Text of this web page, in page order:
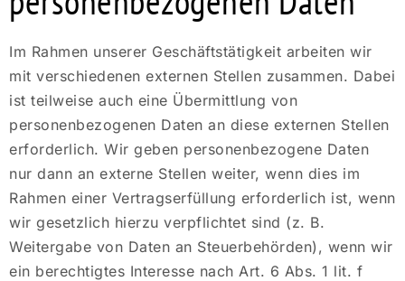
Im Rahmen unserer Geschäftstätigkeit arbeiten wir
mit verschiedenen externen Stellen zusammen. Dabei
ist teilweise auch eine Übermittlung von
personenbezogenen Daten an diese externen Stellen
erforderlich. Wir geben personenbezogene Daten
nur dann an externe Stellen weiter, wenn dies im
Rahmen einer Vertragserfüllung erforderlich ist, wenn
wir gesetzlich hierzu verpflichtet sind (z. B.
Weitergabe von Daten an Steuerbehörden), wenn wir
ein berechtigtes Interesse nach Art. 6 Abs. 1 lit. f